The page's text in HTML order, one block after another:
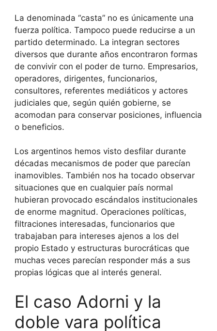
La denominada “casta” no es únicamente una
fuerza política. Tampoco puede reducirse a un
partido determinado. La integran sectores
diversos que durante años encontraron formas
de convivir con el poder de turno. Empresarios,
operadores, dirigentes, funcionarios,
consultores, referentes mediáticos y actores
judiciales que, según quién gobierne, se
acomodan para conservar posiciones, influencia
o beneficios.
Los argentinos hemos visto desfilar durante
décadas mecanismos de poder que parecían
inamovibles. También nos ha tocado observar
situaciones que en cualquier país normal
hubieran provocado escándalos institucionales
de enorme magnitud. Operaciones políticas,
filtraciones interesadas, funcionarios que
trabajaban para intereses ajenos a los del
propio Estado y estructuras burocráticas que
muchas veces parecían responder más a sus
propias lógicas que al interés general.
El caso Adorni y la
doble vara política